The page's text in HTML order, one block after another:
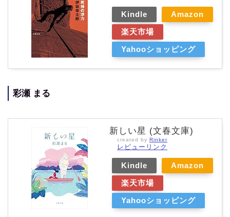
Kindle
Amazon
楽天市場
Yahooショッピング
彩瀬 まる
新しい星 (文春文庫)
created by Rinker
レビューリンク
Kindle
Amazon
楽天市場
Yahooショッピング